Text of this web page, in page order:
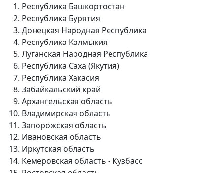
Республика Башкортостан
Республика Бурятия
Донецкая Народная Республика
Республика Калмыкия
Луганская Народная Республика
Республика Саха (Якутия)
Республика Хакасия
Забайкальский край
Архангельская область
Владимирская область
Запорожская область
Ивановская область
Иркутская область
Кемеровская область - Кузбасс